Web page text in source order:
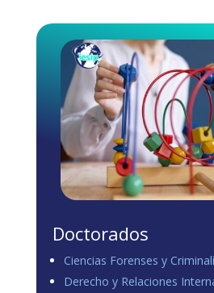
Doctorados
Ciencias Forenses y
Derecho y Relaciones